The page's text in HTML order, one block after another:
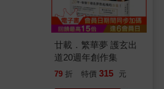
廿載．繁華夢 護玄出
道20週年創作集
79 折 特價 315 元